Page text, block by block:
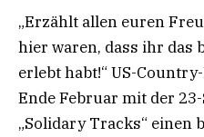
„Erzählt allen euren
hier waren, dass ihr das
erlebt habt!“ US-
Ende Februar mit der
„Solidary Tracks“ einen